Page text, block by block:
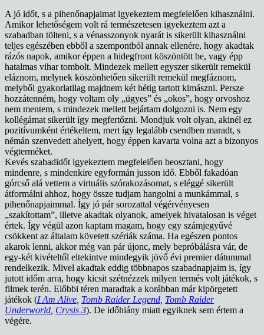
A jó időt, s a pihenőnapjaimat igyekeztem megfelelően kihasználni.
Amikor lehetőségem volt rá természetesen igyekeztem azt a
szabadban tölteni, s a vénasszonyok nyarát is sikerült kihasználni
teljes egészében ebből a szempontból annak ellenére, hogy akadtak
rázós napok, amikor éppen a hidegfront köszöntött be, vagy épp
hatalmas vihar tombolt. Mindezek mellett egyszer sikerült remekül
eláznom, melynek köszönhetően sikerült remekül megfáznom,
melyből gyakorlatilag majdnem két hétig tartott kimászni. Persze
hozzátenném, hogy voltam oly „ügyes” és „okos”, hogy orvoshoz
nem mentem, s mindezek mellett bejártam dolgozni is. Nem egy
kollégámat sikerült így megfertőzni. Mondjuk volt olyan, akinél ez
pozitívumként értékeltem, mert így legalább csendben maradt, s
némán szenvedett ahelyett, hogy éppen kavarta volna azt a bizonyos
végterméket.
Kevés szabadidőt igyekeztem megfelelően beosztani, hogy
mindenre, s mindenkire egyformán jusson idő. Ebből fakadóan
górcső alá vettem a virtuális szórakozásomat, s eléggé sikerült
átformálni ahhoz, hogy össze tudjam hangolni a munkámmal, s
pihenőnapjaimmal. Így jó pár sorozattal végérvényesen
„szakítottam”, illetve akadtak olyanok, amelyek hivatalosan is véget
értek. Így végül azon kaptam magam, hogy egy számjegyűvé
csökkent az általam követett szériák száma. Ha egészen pontos
akarok lenni, akkor még van pár újonc, mely bepróbálásra vár, de
egy-két kivételtől eltekintve mindegyik jövő évi premier dátummal
rendelkezik. Mivel akadtak eddig többnapos szabadnapjaim is, így
jutott időm arra, hogy kicsit szétnézzek milyen termés volt játékok, s
filmek terén. Előbbi téren maradtak a korábban már kipörgetett
játékok (I Am Alive Tomb Raider Legend Tomb Raider
Underworld Crysis 3). De időhiány miatt egyiknek sem értem a
végére.